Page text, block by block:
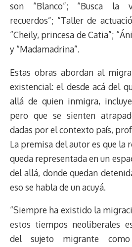
son “Blanco”; “Busca la
recuerdos”; “Taller de
“Cheily, princesa de Catia”;
y “Madamadrina”.
Estas obras abordan al
existencial: el desde acá del
allá de quien inmigra,
pero que se sienten
dadas por el contexto país,
La premisa del autor es que la
queda representada en un
del allá, donde quedan
eso se habla de un acuyá.
“Siempre ha existido la
estos tiempos neoliberales
del sujeto migrante